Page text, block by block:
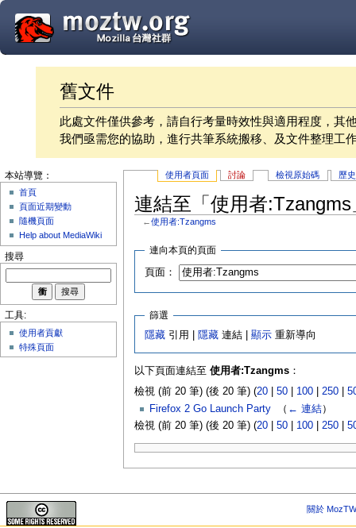
舊文件
此處文件僅供參考，請自行考量時效性與適用程度，其
我們亟需您的協助，進行共筆系統搬移、及文件整理工
使用者頁面 討論 檢視原始碼 歷
連結至「使用者
←使用者:Tzangms
連向本頁的頁面
頁面：
篩選
隱藏 引用 | 隱藏 連結 |顯示 重新導向
以下頁面連結至 使用者:Tzangms：
檢視 (前 20 筆) (後 20 筆) (20| 50| 100| 250|
Firefox 2 Go Launch Party‎ （ ← 連結）
檢視 (前 20 筆) (後 20 筆) (20| 50| 100| 250|
本站導覽：
首頁
頁面近期變動
隨機頁面
Help about MediaWiki
搜尋
工具:
使用者貢獻
特殊頁面
關於